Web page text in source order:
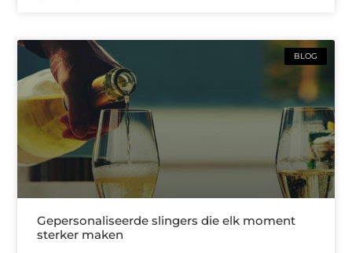
BLOG
Gepersonaliseerde slingers die elk moment
sterker maken